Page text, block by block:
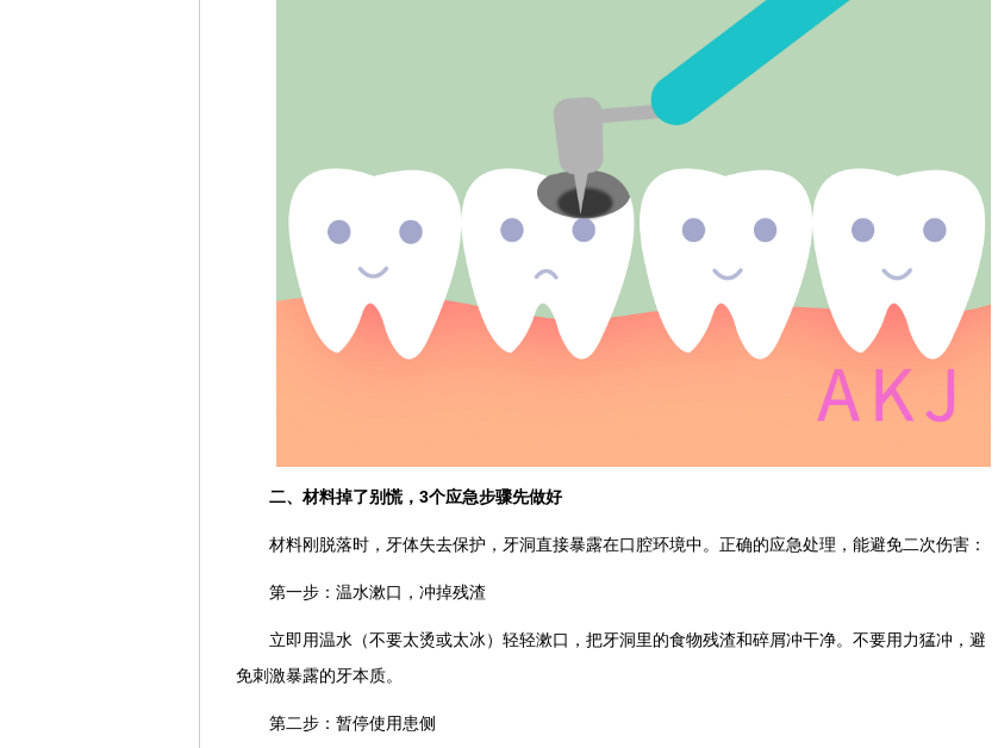
二、材料掉了别慌，3个应急步骤先做好
材料刚脱落时，牙体失去保护，牙洞直接暴露在口腔环境中。正确的应急处理，能避免二次伤害：
第一步：温水漱口，冲掉残渣
立即用温水（不要太烫或太冰）轻轻漱口，把牙洞里的食物残渣和碎屑冲干净。不要用力猛冲，避
免刺激暴露的牙本质。
第二步：暂停使用患侧